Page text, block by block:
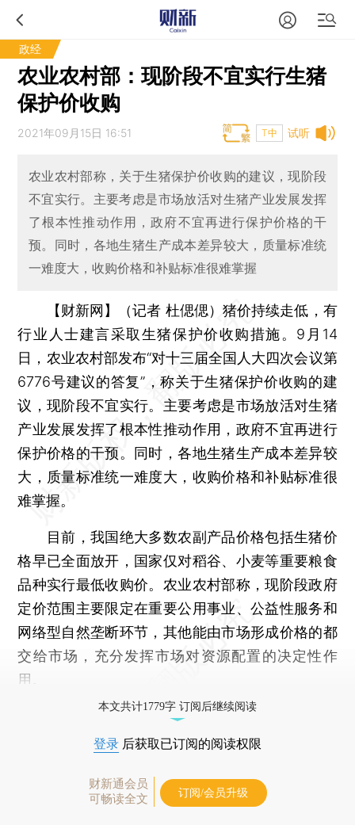
政经
农业农村部：现阶段不宜实行生猪
保护价收购
试听
2021年09月15日 16:51 T中
农业农村部称，关于生猪保护价收购的建议，现阶段
不宜实行。主要考虑是市场放活对生猪产业发展发挥
了根本性推动作用，政府不宜再进行保护价格的干
预。同时，各地生猪生产成本差异较大，质量标准统
一难度大，收购价格和补贴标准很难掌握
【财新网】（记者 杜偲偲） 猪价持续走低，有
行业人士建言采取生猪保护价收购措施。9月14
日，农业农村部发布“对十三届全国人大四次会议第
6776号建议的答复”，称关于生猪保护价收购的建
议，现阶段不宜实行。主要考虑是市场放活对生猪
产业发展发挥了根本性推动作用，政府不宜再进行
保护价格的干预。同时，各地生猪生产成本差异较
大，质量标准统一难度大，收购价格和补贴标准很
难掌握。
目前，我国绝大多数农副产品价格包括生猪价
格早已全面放开，国家仅对稻谷、小麦等重要粮食
品种实行最低收购价。农业农村部称，现阶段政府
定价范围主要限定在重要公用事业、公益性服务和
网络型自然垄断环节，其他能由市场形成价格的都
交给市场，充分发挥市场对资源配置的决定性作
用。
本文共计1779字 订阅后继续阅读
登录 后获取已订阅的阅读权限
财新通会员
可畅读全文
订阅/会员升级